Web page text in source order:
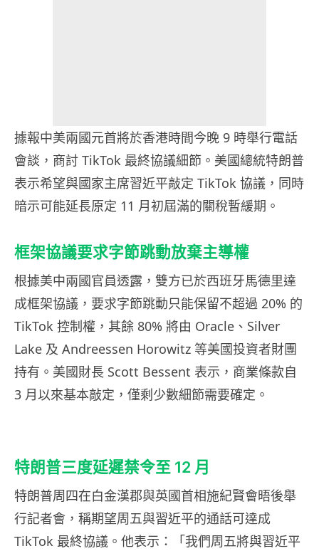
據報中美兩國元首將於香港時間今晚 9 時舉行電話
會談，商討 TikTok 最終協議細節。美國總統特朗普
表示希望與國家主席習近平敲定 TikTok 協議，同時
暗示可能延長原定 11 月初屆滿的關稅暫緩期。
框架協議要求字節跳動放棄主導權
根據美中兩國官員透露，雙方已於西班牙馬德里達
成框架協議，要求字節跳動只能保留不超過 20% 的
TikTok 控制權，其餘 80% 將由 Oracle、Silver
Lake 及 Andreessen Horowitz 等美國投資者財團
持有。美國財長 Scott Bessent 表示，商業條款自
3 月以來基本敲定，僅剩少數細節需要確定。
特朗普三度延遲禁令至 12 月
特朗普周四在白金漢郡與英國首相施紀賢會晤後舉
行記者會，稱期望周五與習近平的通話可達成
TikTok 最終協議。他表示：「我們周五將與習近平